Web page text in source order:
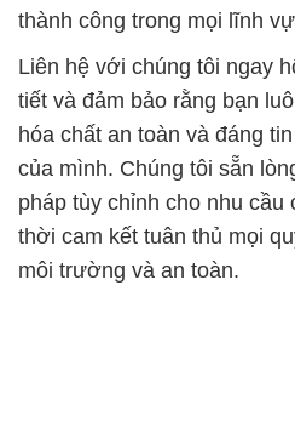
thành công trong mọi lĩnh
Liên hệ với chúng tôi ngay
tiết và đảm bảo rằng bạn
hóa chất an toàn và đáng
của mình. Chúng tôi sẵn
pháp tùy chỉnh cho nhu cầu
thời cam kết tuân thủ mọi
môi trường và an toàn.